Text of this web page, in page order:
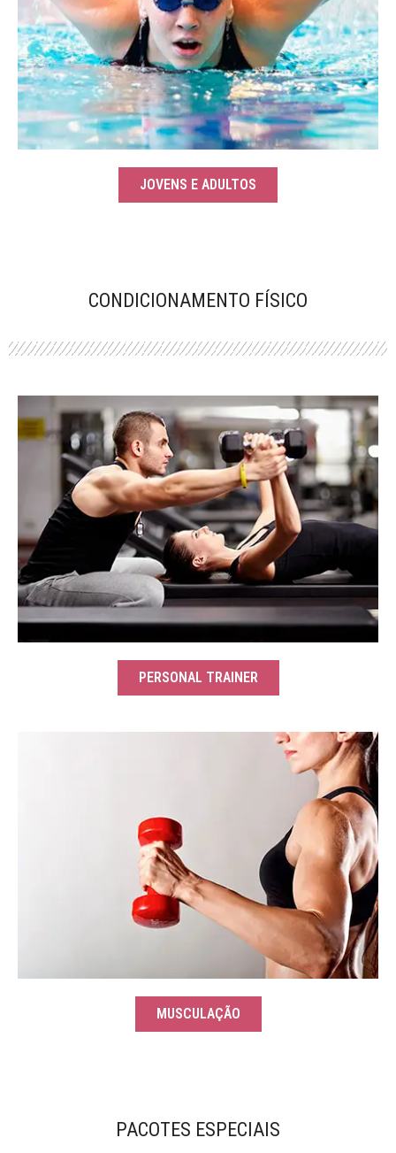
JOVENS E ADULTOS
CONDICIONAMENTO FÍSICO
PERSONAL TRAINER
MUSCULAÇÃO
PACOTES ESPECIAIS